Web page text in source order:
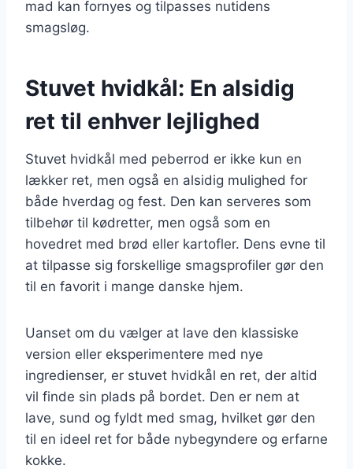
mad kan fornyes og tilpasses nutidens
smagsløg.
Stuvet hvidkål: En alsidig
ret til enhver lejlighed
Stuvet hvidkål med peberrod er ikke kun en
lækker ret, men også en alsidig mulighed for
både hverdag og fest. Den kan serveres som
tilbehør til kødretter, men også som en
hovedret med brød eller kartofler. Dens evne til
at tilpasse sig forskellige smagsprofiler gør den
til en favorit i mange danske hjem.
Uanset om du vælger at lave den klassiske
version eller eksperimentere med nye
ingredienser, er stuvet hvidkål en ret, der altid
vil finde sin plads på bordet. Den er nem at
lave, sund og fyldt med smag, hvilket gør den
til en ideel ret for både nybegyndere og erfarne
kokke.